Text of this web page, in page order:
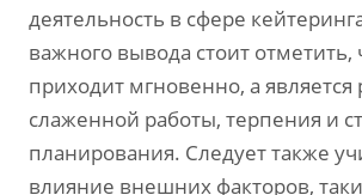
деятельность в сфере
важного вывода стоит отметить‚
приходит мгновенно‚ а является
слаженной работы‚ терпения и
планирования. Следует также
влияние внешних факторов‚